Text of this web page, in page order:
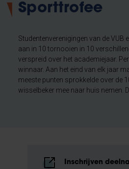
Sporttrofee
Studentenverenigingen van de VUB
aan in 10 tornooien in 10
verspreid over het academiejaar.
winnaar. Aan het eind van elk jaar
meeste punten sprokkelde over de
wisselbeker mee naar huis nemen.
Inschrijven